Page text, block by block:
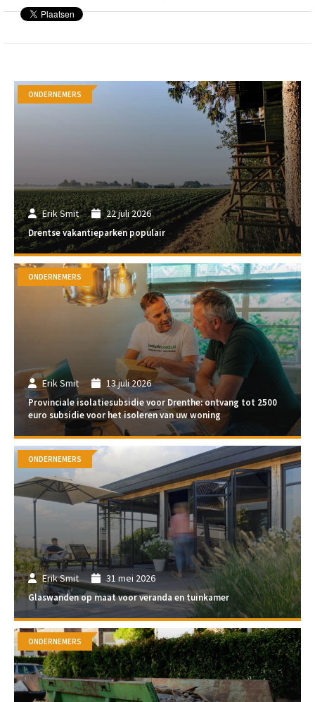
Erik Smit 22 juli 2026
Drentse vakantieparken populair
ONDERNEMERS
Erik Smit 13 juli 2026
Provinciale isolatiesubsidie voor Drenthe: ontvang tot 2500
euro subsidie voor het isoleren van uw woning
ONDERNEMERS
Erik Smit 31 mei 2026
Glaswanden op maat voor veranda en tuinkamer
ONDERNEMERS
ONDERNEMERS